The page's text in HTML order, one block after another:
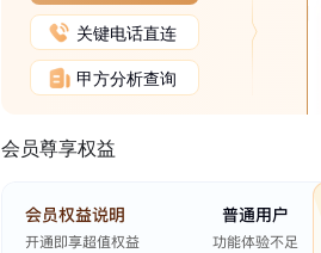
关键电话直连
甲方分析查询
会员尊享权益